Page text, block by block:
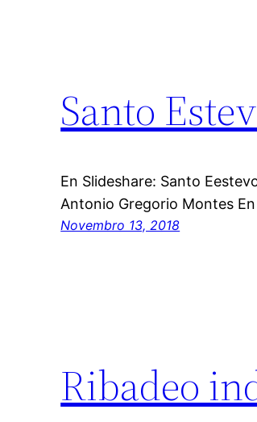
Santo
En Slideshare: Santo
Antonio Gregorio Montes En
Novembro 13, 2018
Ribadeo